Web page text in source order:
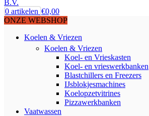
0 artikelen €0,00
ONZE WEBSHOP
Koelen & Vriezen
Koelen & Vriezen
Koel- en Vrieskasten
Koel- en vrieswerkbanken
Blastchillers en Freezers
IJsblokjesmachines
Koelopzetvitrines
Pizzawerkbanken
Vaatwassen